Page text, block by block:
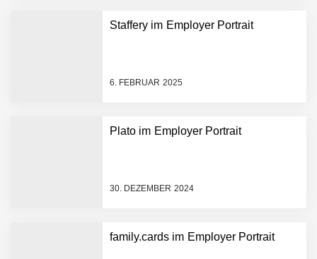
Staffery im Employer Portrait
6. FEBRUAR 2025
Plato im Employer Portrait
30. DEZEMBER 2024
family.cards im Employer Portrait
PropTech-Startup baut
AI Health-Tech Startup
Gesundheitsnotstand zu
KI das Gesundheitswesen
verändert